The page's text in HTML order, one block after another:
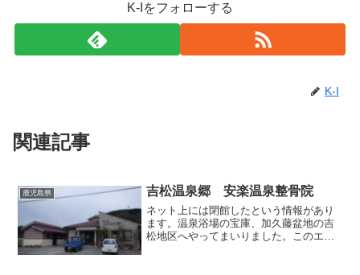
K-Iをフォローする
K-I
関連記事
鹿児島県 吉松温泉郷 安楽温泉整骨院
ネット上には閉館したという情報があり
ます。温泉浴場の宝庫、加久藤盆地の吉
松地区へやってまいりました。このエリ